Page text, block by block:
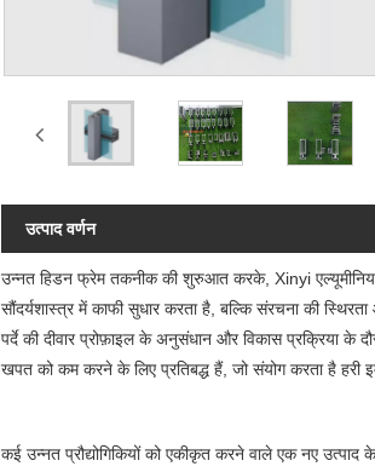
उत्पाद वर्णन
उन्नत हिडन फ्रेम तकनीक की शुरुआत करके, Xinyi
सौंदर्यशास्त्र में काफी सुधार करता है, बल्कि संरचना की
पर्दे की दीवार प्रोफ़ाइल के अनुसंधान और विकास प्रक्रिया के
खपत को कम करने के लिए प्रतिबद्ध हैं, जो संयोग करता है हरी
कई उन्नत प्रौद्योगिकियों को एकीकृत करने वाले एक नए उत्पाद